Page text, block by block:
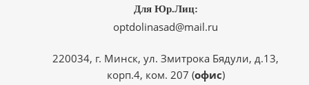
Для Юр.Лиц:
optdolinasad@mail.ru
220034, г. Минск, ул. Змитрока Бядули, д.13,
корп.4, ком. 207 (офис)